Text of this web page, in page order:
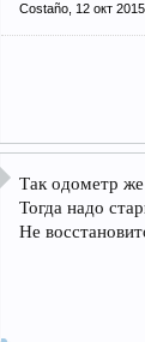
Costaño 12 окт 2015
Так одометр
Тогда надо
Не